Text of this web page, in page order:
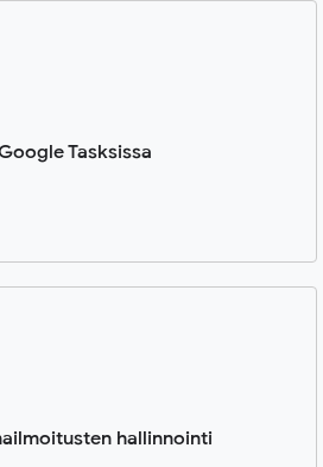
Tasksissa
hallinnointi